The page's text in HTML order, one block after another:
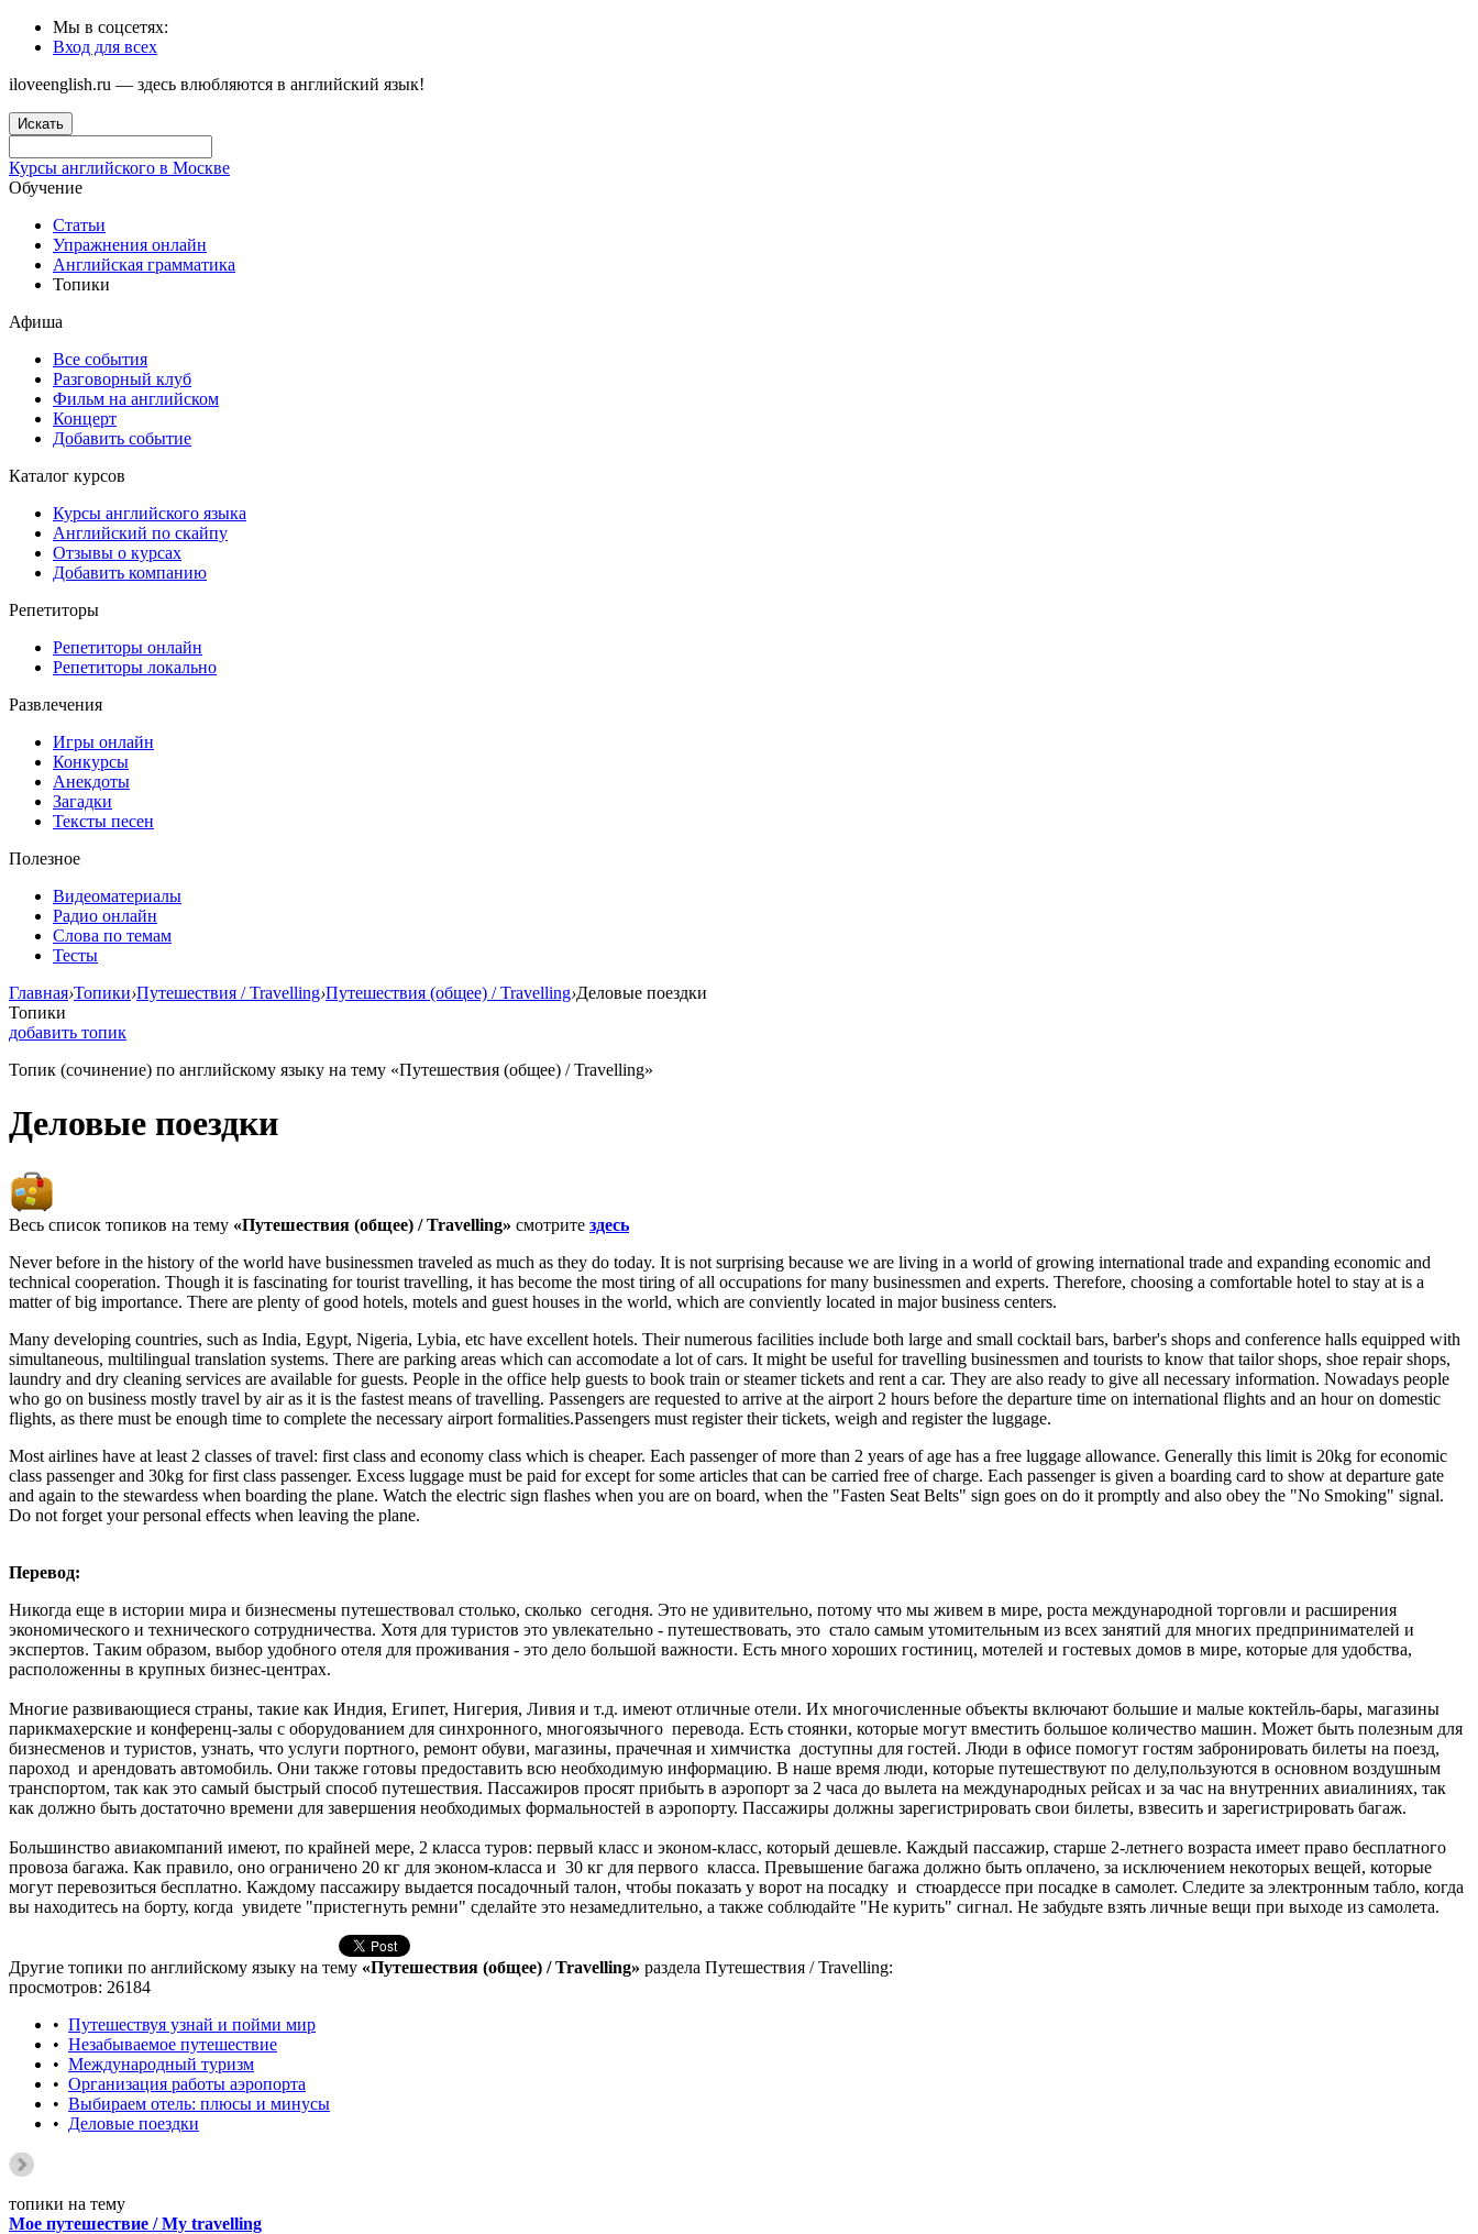
Мы в соцсетях:
Вход для всех
iloveenglish.ru — здесь влюбляются в английский язык!
Искать
Курсы английского в Москве
Обучение
Статьи
Упражнения онлайн
Английская грамматика
Топики
Афиша
Все события
Разговорный клуб
Фильм на английском
Концерт
Добавить событие
Каталог курсов
Курсы английского языка
Английский по скайпу
Отзывы о курсах
Добавить компанию
Репетиторы
Репетиторы онлайн
Репетиторы локально
Развлечения
Игры онлайн
Конкурсы
Анекдоты
Загадки
Тексты песен
Полезное
Видеоматериалы
Радио онлайн
Слова по темам
Тесты
Главная›Топики›Путешествия / Travelling›Путешествия (общее) / Travelling›Деловые поездки
Топики
добавить топик
Топик (сочинение) по английскому языку на тему «Путешествия (общее) / Travelling»
Деловые поездки
Весь список топиков на тему «Путешествия (общее) / Travelling» смотрите здесь
Never before in the history of the world have businessmen traveled as much as they do today. It is not surprising because we are living in a world of growing international trade and expanding economic and
technical cooperation. Though it is fascinating for tourist travelling, it has become the most tiring of all occupations for many businessmen and experts. Therefore, choosing a comfortable hotel to stay at is a
matter of big importance. There are plenty of good hotels, motels and guest houses in the world, which are conviently located in major business centers.
Many developing countries, such as India, Egypt, Nigeria, Lybia, etc have excellent hotels. Their numerous facilities include both large and small cocktail bars, barber's shops and conference halls equipped with
simultaneous, multilingual translation systems. There are parking areas which can accomodate a lot of cars. It might be useful for travelling businessmen and tourists to know that tailor shops, shoe repair shops,
laundry and dry cleaning services are available for guests. People in the office help guests to book train or steamer tickets and rent a car. They are also ready to give all necessary information. Nowadays people
who go on business mostly travel by air as it is the fastest means of travelling. Passengers are requested to arrive at the airport 2 hours before the departure time on international flights and an hour on domestic
flights, as there must be enough time to complete the necessary airport formalities.Passengers must register their tickets, weigh and register the luggage.
Most airlines have at least 2 classes of travel: first class and economy class which is cheaper. Each passenger of more than 2 years of age has a free luggage allowance. Generally this limit is 20kg for economic
class passenger and 30kg for first class passenger. Excess luggage must be paid for except for some articles that can be carried free of charge. Each passenger is given a boarding card to show at departure gate
and again to the stewardess when boarding the plane. Watch the electric sign flashes when you are on board, when the "Fasten Seat Belts" sign goes on do it promptly and also obey the "No Smoking" signal.
Do not forget your personal effects when leaving the plane.
Перевод:
Никогда еще в истории мира и бизнесмены путешествовал столько, сколько сегодня. Это не удивительно, потому что мы живем в мире, роста международной торговли и расширения
экономического и технического сотрудничества. Хотя для туристов это увлекательно - путешествовать, это стало самым утомительным из всех занятий для многих предпринимателей и
экспертов. Таким образом, выбор удобного отеля для проживания - это дело большой важности. Есть много хороших гостиниц, мотелей и гостевых домов в мире, которые для удобства,
расположенны в крупных бизнес-центрах.
Многие развивающиеся страны, такие как Индия, Египет, Нигерия, Ливия и т.д. имеют отличные отели. Их многочисленные объекты включают большие и малые коктейль-бары, магазины
парикмахерские и конференц-залы с оборудованием для синхронного, многоязычного перевода. Есть стоянки, которые могут вместить большое количество машин. Может быть полезным для
бизнесменов и туристов, узнать, что услуги портного, ремонт обуви, магазины, прачечная и химчистка доступны для гостей. Люди в офисе помогут гостям забронировать билеты на поезд,
пароход и арендовать автомобиль. Они также готовы предоставить всю необходимую информацию. В наше время люди, которые путешествуют по делу,пользуются в основном воздушным
транспортом, так как это самый быстрый способ путешествия. Пассажиров просят прибыть в аэропорт за 2 часа до вылета на международных рейсах и за час на внутренних авиалиниях, так
как должно быть достаточно времени для завершения необходимых формальностей в аэропорту. Пассажиры должны зарегистрировать свои билеты, взвесить и зарегистрировать багаж.
Большинство авиакомпаний имеют, по крайней мере, 2 класса туров: первый класс и эконом-класс, который дешевле. Каждый пассажир, старше 2-летнего возраста имеет право бесплатного
провоза багажа. Как правило, оно ограничено 20 кг для эконом-класса и 30 кг для первого класса. Превышение багажа должно быть оплачено, за исключением некоторых вещей, которые
могут перевозиться бесплатно. Каждому пассажиру выдается посадочный талон, чтобы показать у ворот на посадку и стюардессе при посадке в самолет. Следите за электронным табло, когда
вы находитесь на борту, когда увидете "пристегнуть ремни" сделайте это незамедлительно, а также соблюдайте "Не курить" сигнал. Не забудьте взять личные вещи при выходе из самолета.
Другие топики по английскому языку на тему «Путешествия (общее) / Travelling» раздела Путешествия / Travelling:
просмотров: 26184
• Путешествуя узнай и пойми мир
• Незабываемое путешествие
• Международный туризм
• Организация работы аэропорта
• Выбираем отель: плюсы и минусы
• Деловые поездки
топики на тему
Мое путешествие / My travelling